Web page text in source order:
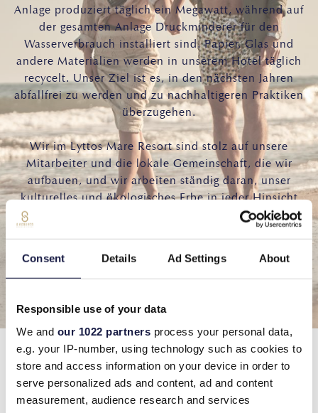
Consent Details Ad Settings About
Responsible use of your data
We and our 1022 partners process your personal data,
e.g. your IP-number, using technology such as cookies to
store and access information on your device in order to
serve personalized ads and content, ad and content
measurement, audience research and services
Anlage produziert täglich ein Megawatt, während auf
der gesamten Anlage Druckminderer für den
Wasserverbrauch installiert sind. Papier, Glas und
andere Materialien werden in unserem Hotel täglich
recycelt. Unser Ziel ist es, in den nächsten Jahren
abfallfrei zu werden und zu nachhaltigeren Praktiken
überzugehen.
Wir im Lyttos Mare Resort sind stolz auf unsere
Mitarbeiter und die lokale Gemeinschaft, die wir
aufbauen, und wir arbeiten ständig daran, unser
kulturelles und ökologisches Erbe in jeder Hinsicht